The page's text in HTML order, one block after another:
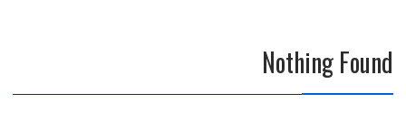
Nothing Found